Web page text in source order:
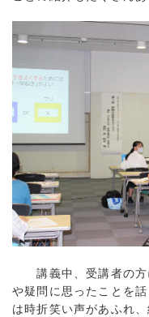
講義中、受講者の方
や疑問に思ったことを
は時折笑い声があふれ